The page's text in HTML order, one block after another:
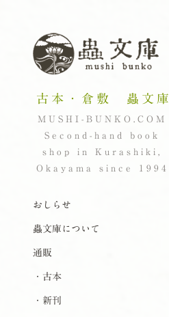
古本・倉敷 蟲文庫
MUSHI-BUNKO.COM
Second-hand book
shop in Kurashiki,
Okayama since 1994
ナビゲーション
コンテンツへスキップ
おしらせ
蟲文庫について
通販
・古本
・新刊